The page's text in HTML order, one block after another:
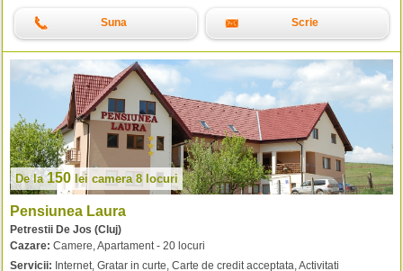
Suna Scrie
De la150 lei camera 8 locuri
Pensiunea Laura
Petrestii De Jos (Cluj)
Cazare: Camere, Apartament - 20 locuri
Servicii: Internet, Gratar in curte, Carte de credit acceptata, Activitati